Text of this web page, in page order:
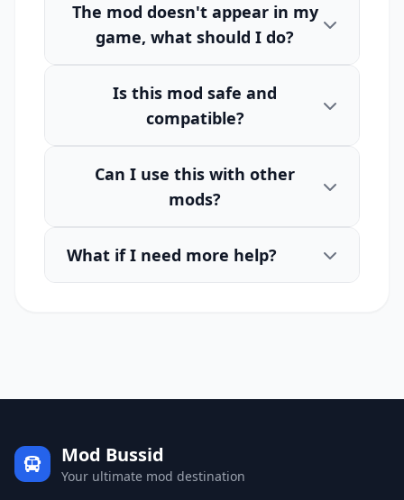
The mod doesn't appear in my
game, what should I do?
Is this mod safe and
compatible?
Can I use this with other
mods?
What if I need more help?
Mod Bussid
Your ultimate mod destination